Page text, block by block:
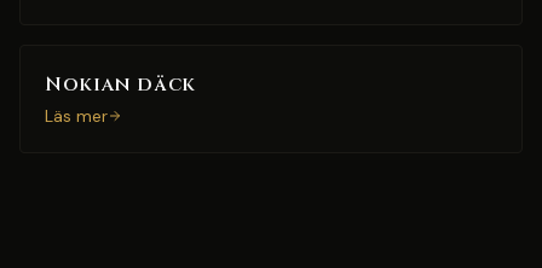
Nokian däck
Läs mer